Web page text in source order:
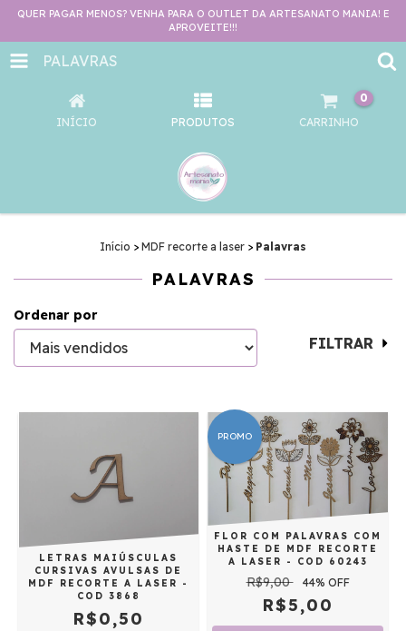
QUER PAGAR MENOS? VENHA PARA O OUTLET DA ARTESANATO MANIA! E
APROVEITE!!!
PALAVRAS
INÍCIO PRODUTOS CARRINHO
0
Início > MDF recorte a laser > Palavras
PALAVRAS
Ordenar por
FILTRAR
LETRAS MAIÚSCULAS
CURSIVAS AVULSAS DE
MDF RECORTE A LASER -
COD 3868
R$0,50
PROMO
FLOR COM PALAVRAS COM
HASTE DE MDF RECORTE
A LASER - COD 60243
R$9,00 44% OFF
R$5,00